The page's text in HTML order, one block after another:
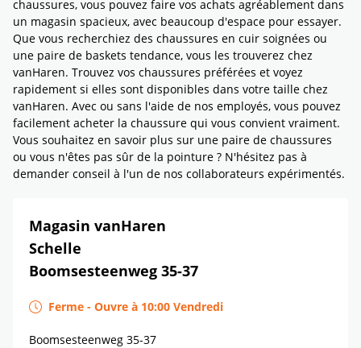
chaussures, vous pouvez faire vos achats agréablement dans
un magasin spacieux, avec beaucoup d'espace pour essayer.
Que vous recherchiez des chaussures en cuir soignées ou
une paire de baskets tendance, vous les trouverez chez
vanHaren. Trouvez vos chaussures préférées et voyez
rapidement si elles sont disponibles dans votre taille chez
vanHaren. Avec ou sans l'aide de nos employés, vous pouvez
facilement acheter la chaussure qui vous convient vraiment.
Vous souhaitez en savoir plus sur une paire de chaussures
ou vous n'êtes pas sûr de la pointure ? N'hésitez pas à
demander conseil à l'un de nos collaborateurs expérimentés.
Magasin vanHaren
Schelle
Boomsesteenweg 35-37
Ferme - Ouvre à 10:00 Vendredi
Boomsesteenweg 35-37